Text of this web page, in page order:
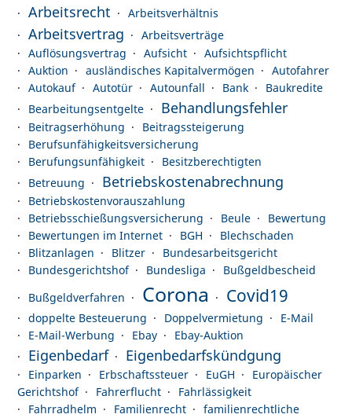
Arbeitsrecht Arbeitsverhältnis
Arbeitsvertrag
Arbeitsverträge
Auflösungsvertrag
Aufsicht
Aufsichtspflicht
Auktion
ausländisches Kapitalvermögen
Autofahrer
Autokauf
Autotür Autounfall Bank
Baukredite
Bearbeitungsentgelte
Behandlungsfehler
Beitragserhöhung
Beitragssteigerung
Berufsunfähigkeitsversicherung
Berufungsunfähigkeit
Besitzberechtigten
Betreuung
Betriebskostenabrechnung
Betriebskostenvorauszahlung
Betriebsschießungsversicherung
Beule
Bewertung
Bewertungen im Internet
BGH
Blechschaden
Blitzanlagen
Blitzer
Bundesarbeitsgericht
Bundesgerichtshof
Bundesliga
Bußgeldbescheid
Bußgeldverfahren
Corona Covid19
doppelte Besteuerung Doppelvermietung
E-Mail
E-Mail-Werbung
Ebay Ebay-Auktion
Eigenbedarf Eigenbedarfskündgung
Einparken Erbschaftssteuer EuGH
Europäischer
Gerichtshof
Fahrerflucht
Fahrlässigkeit
Fahrradhelm
Familienrecht
familienrechtliche